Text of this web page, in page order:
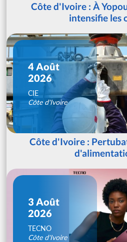
Côte d'Ivoire : À
intensifie les
4 Août
2026
CIE
Côte d'Ivoire
Côte d'Ivoire :
3 Août
2026
TECNO
Côte d'Ivoire